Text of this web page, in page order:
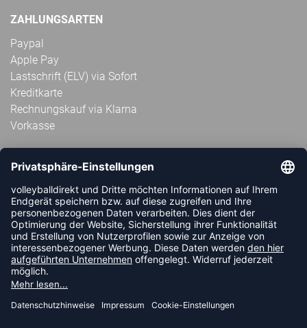
ZAHLUNGSARTEN
Paypal
Apple Pay
Lastschrift (ELV) via Sofort
Kreditkarte
Rechnungskauf via Klarna
Vorkasse
ABONNIERE JETZT DEN KOSTENLOSEN
VOLLEYBALLDIREKT-NEWSLETTER UND VERPASSE KEINE
NEUIGKEIT ODER AKTION MEHR.
JETZT ANMELDEN